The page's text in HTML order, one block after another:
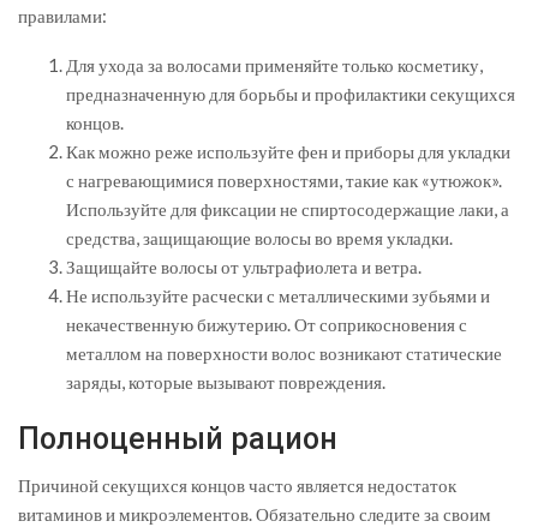
правилами:
Для ухода за волосами применяйте только косметику,
предназначенную для борьбы и профилактики секущихся
концов.
Как можно реже используйте фен и приборы для укладки
с нагревающимися поверхностями, такие как «утюжок».
Используйте для фиксации не спиртосодержащие лаки, а
средства, защищающие волосы во время укладки.
Защищайте волосы от ультрафиолета и ветра.
Не используйте расчески с металлическими зубьями и
некачественную бижутерию. От соприкосновения с
металлом на поверхности волос возникают статические
заряды, которые вызывают повреждения.
Полноценный рацион
Причиной секущихся концов часто является недостаток
витаминов и микроэлементов. Обязательно следите за своим